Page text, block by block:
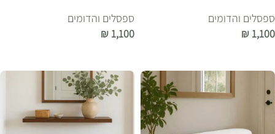
ספסלים והדומים
₪ 1,100
ספסלים והדומים
₪ 1,100